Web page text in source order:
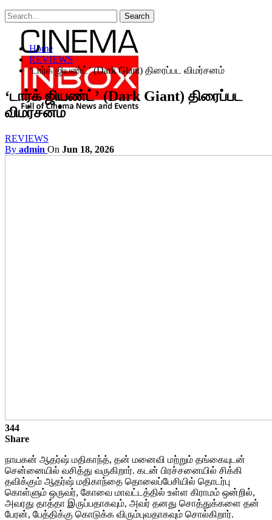
Categories
Tags Home
REVIEWS
‘டார்க் ஜியண்ட்’ (Dark Giant) திரைப்பட விமர்சனம்
‘டார்க் ஜியண்ட்’ (Dark Giant) திரைப்பட
விமர்சனம்
REVIEWS
By admin On Jun 18, 2026
344
Share
நாயகன் ஆதர்ஷ் மதிகாந்த், தன் மனைவி மற்றும் தங்கையுடன்
சென்னையில் வசித்து வருகிறார். கடன் பிரச்சனையில் சிக்கி
தவிக்கும் ஆதர்ஷ் மதிகாந்தை தொலைப்பேசியில் தொடர்பு
கொள்ளும் ஒருவர், கோவை மாவட்டத்தில் உள்ள கிராமம் ஒன்றில்,
அவரது தாத்தா இருப்பதாகவும், அவர் தனது சொத்துக்களை தன்
பேரன், பேத்திக்கு கொடுக்க விரும்புவதாகவும் சொல்கிறார்.